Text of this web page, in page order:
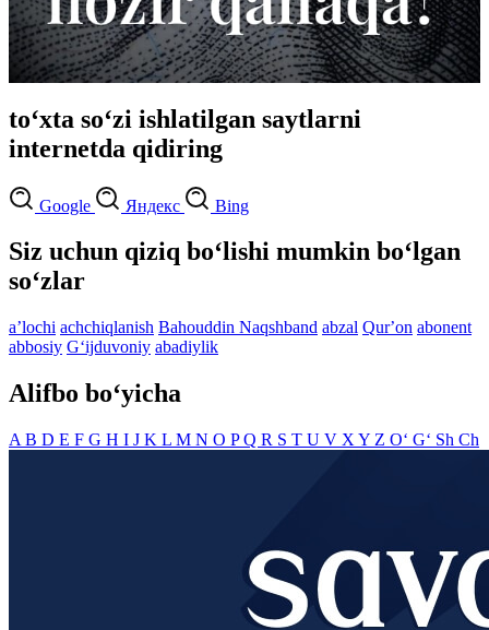
to‘xta so‘zi ishlatilgan saytlarni
internetda qidiring
Google Яндекс Bing
Siz uchun qiziq bo‘lishi mumkin bo‘lgan
so‘zlar
aʼlochi achchiqlanish Bahouddin Naqshband abzal Qurʼon abonent
abbosiy G‘ijduvoniy abadiylik
Alifbo bo‘yicha
A B D E F G H I J K L M N O PQ R S T U V X Y Z O‘ G‘ Sh Ch